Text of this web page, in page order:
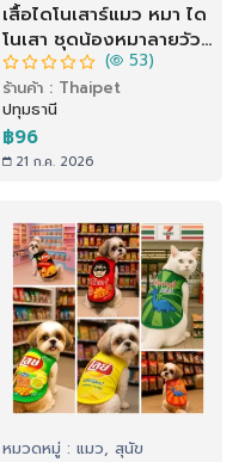
เสื้อไดโนเสาร์แมว หมา ได
โนเสา ชุดน้องหมาลายวัว
ชุดสุนัขตลก ชุดคอสเพลย์
แมว เสื้อสัตว์เสือหมา
( 53)
ร้านค้า : Thaipet
ปทุมธานี
฿96
21 ก.ค. 2026
หมวดหมู่ : แมว, สุนัข